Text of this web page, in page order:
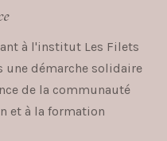
à l'institut Les Filets
une démarche solidaire
de la communauté
et à la formation